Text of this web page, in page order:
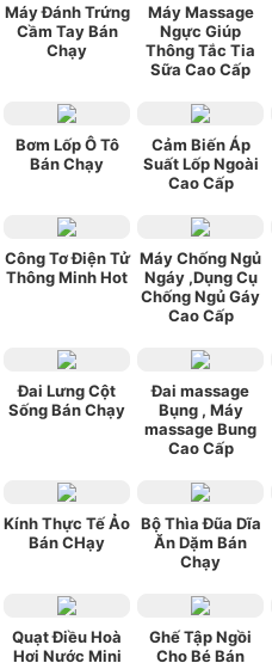
Máy Đánh Trứng
Cầm Tay Bán
Chạy
Máy Massage
Ngực Giúp
Thông Tắc Tia
Sữa Cao Cấp
Bơm Lốp Ô Tô
Bán Chạy
Cảm Biến Áp
Suất Lốp Ngoài
Cao Cấp
Công Tơ Điện Tử
Thông Minh Hot
Máy Chống Ngủ
Ngáy ,Dụng Cụ
Chống Ngủ Gáy
Cao Cấp
Đai Lưng Cột
Sống Bán Chạy
Đai massage
Bụng , Máy
massage Bung
Cao Cấp
Kính Thực Tế Ảo
Bán CHạy
Bộ Thìa Đũa Dĩa
Ăn Dặm Bán
Chạy
Quạt Điều Hoà
Hơi Nước Mini
Ghế Tập Ngồi
Cho Bé Bán